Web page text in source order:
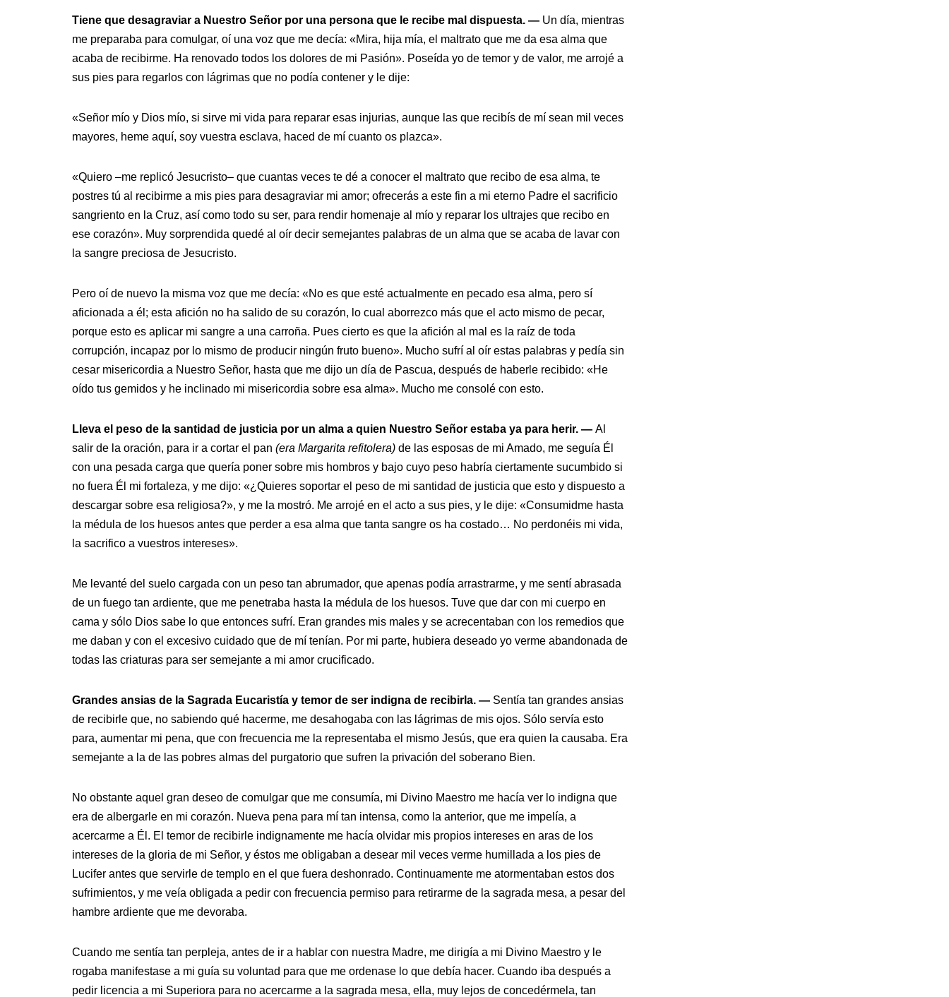
Tiene que desagraviar a Nuestro Señor por una persona que le recibe mal dispuesta. — Un día, mientras
me preparaba para comulgar, oí una voz que me decía: «Mira, hija mía, el maltrato que me da esa alma que
acaba de recibirme. Ha renovado todos los dolores de mi Pasión». Poseída yo de temor y de valor, me arrojé a
sus pies para regarlos con lágrimas que no podía contener y le dije:
«Señor mío y Dios mío, si sirve mi vida para reparar esas injurias, aunque las que recibís de mí sean mil veces
mayores, heme aquí, soy vuestra esclava, haced de mí cuanto os plazca».
«Quiero –me replicó Jesucristo– que cuantas veces te dé a conocer el maltrato que recibo de esa alma, te
postres tú al recibirme a mis pies para desagraviar mi amor; ofrecerás a este fin a mi eterno Padre el sacrificio
sangriento en la Cruz, así como todo su ser, para rendir homenaje al mío y reparar los ultrajes que recibo en
ese corazón». Muy sorprendida quedé al oír decir semejantes palabras de un alma que se acaba de lavar con
la sangre preciosa de Jesucristo.
Pero oí de nuevo la misma voz que me decía: «No es que esté actualmente en pecado esa alma, pero sí
aficionada a él; esta afición no ha salido de su corazón, lo cual aborrezco más que el acto mismo de pecar,
porque esto es aplicar mi sangre a una carroña. Pues cierto es que la afición al mal es la raíz de toda
corrupción, incapaz por lo mismo de producir ningún fruto bueno». Mucho sufrí al oír estas palabras y pedía sin
cesar misericordia a Nuestro Señor, hasta que me dijo un día de Pascua, después de haberle recibido: «He
oído tus gemidos y he inclinado mi misericordia sobre esa alma». Mucho me consolé con esto.
Lleva el peso de la santidad de justicia por un alma a quien Nuestro Señor estaba ya para herir. — Al
salir de la oración, para ir a cortar el pan (era Margarita refitolera) de las esposas de mi Amado, me seguía Él
con una pesada carga que quería poner sobre mis hombros y bajo cuyo peso habría ciertamente sucumbido si
no fuera Él mi fortaleza, y me dijo: «¿Quieres soportar el peso de mi santidad de justicia que esto y dispuesto a
descargar sobre esa religiosa?», y me la mostró. Me arrojé en el acto a sus pies, y le dije: «Consumidme hasta
la médula de los huesos antes que perder a esa alma que tanta sangre os ha costado… No perdonéis mi vida,
la sacrifico a vuestros intereses».
Me levanté del suelo cargada con un peso tan abrumador, que apenas podía arrastrarme, y me sentí abrasada
de un fuego tan ardiente, que me penetraba hasta la médula de los huesos. Tuve que dar con mi cuerpo en
cama y sólo Dios sabe lo que entonces sufrí. Eran grandes mis males y se acrecentaban con los remedios que
me daban y con el excesivo cuidado que de mí tenían. Por mi parte, hubiera deseado yo verme abandonada de
todas las criaturas para ser semejante a mi amor crucificado.
Grandes ansias de la Sagrada Eucaristía y temor de ser indigna de recibirla. — Sentía tan grandes ansias
de recibirle que, no sabiendo qué hacerme, me desahogaba con las lágrimas de mis ojos. Sólo servía esto
para, aumentar mi pena, que con frecuencia me la representaba el mismo Jesús, que era quien la causaba. Era
semejante a la de las pobres almas del purgatorio que sufren la privación del soberano Bien.
No obstante aquel gran deseo de comulgar que me consumía, mi Divino Maestro me hacía ver lo indigna que
era de albergarle en mi corazón. Nueva pena para mí tan intensa, como la anterior, que me impelía, a
acercarme a Él. El temor de recibirle indignamente me hacía olvidar mis propios intereses en aras de los
intereses de la gloria de mi Señor, y éstos me obligaban a desear mil veces verme humillada a los pies de
Lucifer antes que servirle de templo en el que fuera deshonrado. Continuamente me atormentaban estos dos
sufrimientos, y me veía obligada a pedir con frecuencia permiso para retirarme de la sagrada mesa, a pesar del
hambre ardiente que me devoraba.
Cuando me sentía tan perpleja, antes de ir a hablar con nuestra Madre, me dirigía a mi Divino Maestro y le
rogaba manifestase a mi guía su voluntad para que me ordenase lo que debía hacer. Cuando iba después a
pedir licencia a mi Superiora para no acercarme a la sagrada mesa, ella, muy lejos de concedérmela, tan